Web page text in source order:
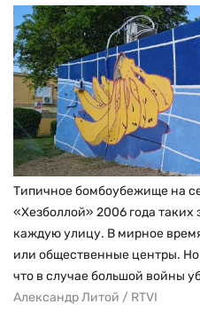
Типичное бомбоубежище на
«Хезболлой» 2006 года таких
каждую улицу. В мирное
или общественные центры.
что в случае большой войны
Александр Литой / RTVI